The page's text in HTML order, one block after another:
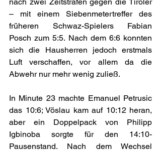
– mit einem Siebenmetertreffer des
früheren Schwaz-Spielers Fabian
Posch zum 5:5. Nach dem 6:6 konnten
sich die Hausherren jedoch erstmals
Luft verschaffen, vor allem da die
Abwehr nur mehr wenig zuließ.
In Minute 23 machte Emanuel Petrusic
das 10:6; Vöslau kam auf 10:12 heran,
aber ein Doppelpack von Philipp
Igbinoba sorgte für den 14:10-
Pausenstand. Nach dem Wechsel